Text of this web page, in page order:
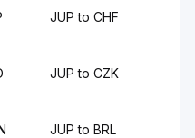
JUP to CHF
JUP to CZK
JUP to BRL